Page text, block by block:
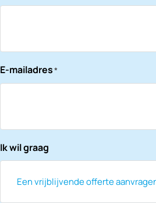
E-mailadres*
Ik wil graag